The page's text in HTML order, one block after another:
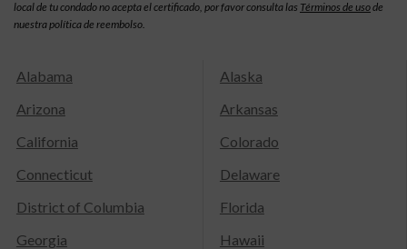
local de tu condado no acepta el certificado, por favor consulta las Términos de usode
nuestra política de reembolso.
Alabama
Alaska
Arizona
Arkansas
California
Colorado
Connecticut
Delaware
District of Columbia
Florida
Georgia
Hawaii